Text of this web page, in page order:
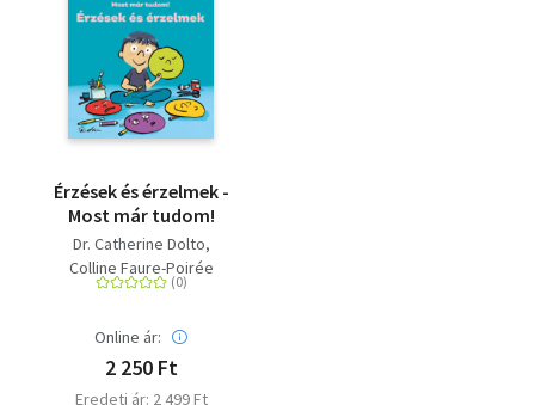
Érzések és érzelmek -
Most már tudom!
Dr. Catherine Dolto
Colline Faure-Poirée
Online ár:
2 250 Ft
Eredeti ár: 2 499 Ft